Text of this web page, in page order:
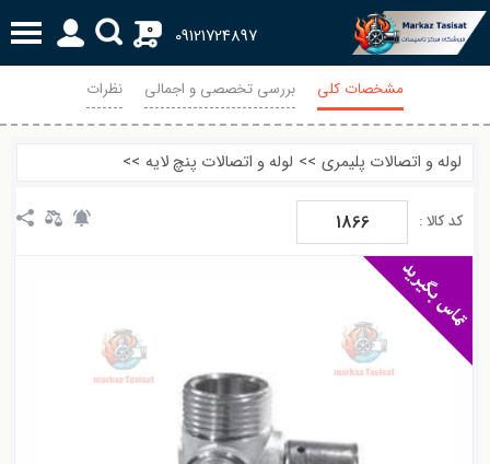
09121724897
0
مشخصات کلی بررسی تخصصی و اجمالی نظرات
لوله و اتصالات پلیمری >> لوله و اتصالات پنچ لایه >>
کد کالا : 1866